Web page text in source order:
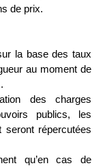
de prix.
la base des taux
au moment de
des charges
publics, les
seront répercutées
qu’en cas de